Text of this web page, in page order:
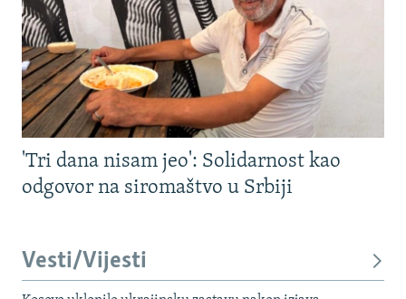
'Tri dana nisam jeo': Solidarnost kao
odgovor na siromaštvo u Srbiji
Vesti/Vijesti